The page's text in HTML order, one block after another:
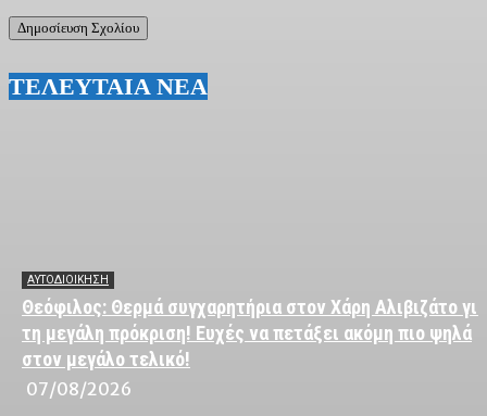
ΤΕΛΕΥΤΑΙΑ ΝΕΑ
ΑΥΤΟΔΙΟΙΚΗΣΗ
Θεόφιλος: Θερμά συγχαρητήρια στον Χάρη Αλιβιζάτο για
τη μεγάλη πρόκριση! Ευχές να πετάξει ακόμη πιο ψηλά
στον μεγάλο τελικό!
07/08/2026